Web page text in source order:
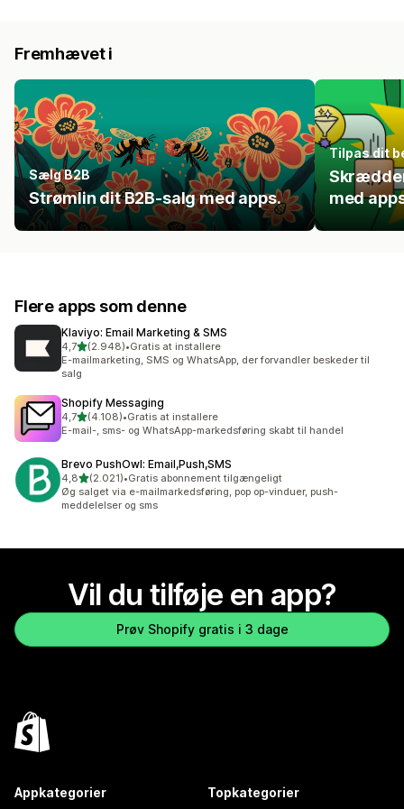
Fremhævet i
Sælg B2B
Strømlin dit B2B-salg med apps.
Tilpas dit
med
Flere apps som denne
Klaviyo: Email Marketing & SMS
4,7ud af 5 stjerner
(2.948)
2948 anmeldelser i alt
•Gratis at installere
E-mailmarketing, SMS og WhatsApp, der forvandler beskeder til
salg
Shopify Messaging
4,7ud af 5 stjerner
(4.108)
4108 anmeldelser i alt
•Gratis at installere
E-mail-, sms- og WhatsApp-markedsføring skabt til handel
Brevo PushOwl: Email,Push,SMS
4,8ud af 5 stjerner
(2.021)
2021 anmeldelser i alt
•Gratis abonnement tilgængeligt
Øg salget via e-mailmarkedsføring, pop op-vinduer, push-
meddelelser og sms
Vil du tilføje en app?
Prøv Shopify gratis i 3 dage
Appkategorier Topkategorier